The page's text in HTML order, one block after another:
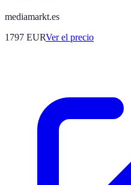
mediamarkt.es
1797 EURVer el precio